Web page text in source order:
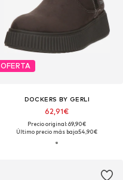
OFERTA
DOCKERS BY GERLI
62,91€
Precio original: 69,90€
Último precio más bajo:54,90€